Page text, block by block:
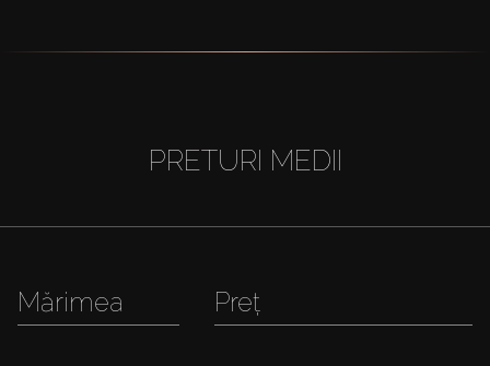
PRETURI MEDII
Mărimea Preț